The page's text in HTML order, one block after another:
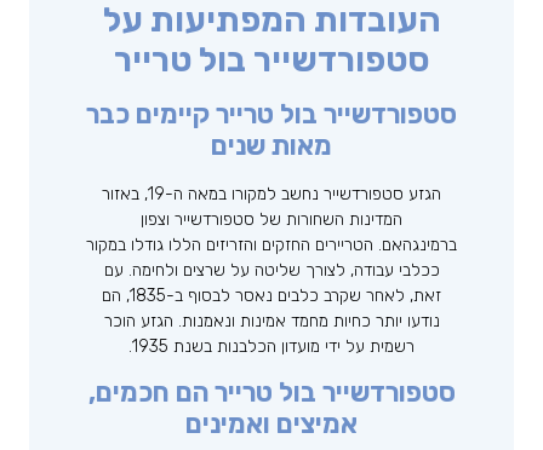
העובדות המפתיעות על
סטפורדשייר בול טרייר
סטפורדשייר בול טרייר קיימים כבר
מאות שנים
הגזע סטפורדשייר נחשב למקורו במאה ה-19, באזור
המדינות השחורות של סטפורדשייר וצפון
ברמינגהאם. הטריירים החזקים והזריזים הללו גודלו במקור
ככלבי עבודה, לצורך שליטה על שרצים ולחימה. עם
זאת, לאחר שקרב כלבים נאסר לבסוף ב-1835, הם
נודעו יותר כחיות מחמד אמינות ונאמנות. הגזע הוכר
רשמית על ידי מועדון הכלבנות בשנת 1935.
סטפורדשייר בול טרייר הם חכמים,
אמיצים ואמינים